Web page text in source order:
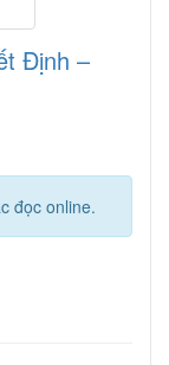
Định –
đọc online.